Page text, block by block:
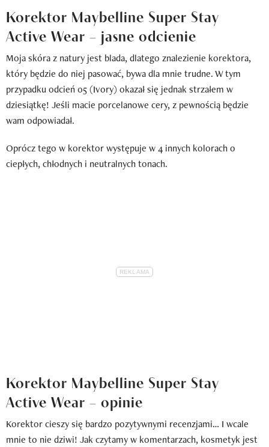
Korektor Maybelline Super Stay
Active Wear – jasne odcienie
Moja skóra z natury jest blada, dlatego znalezienie korektora,
który będzie do niej pasować, bywa dla mnie trudne. W tym
przypadku odcień 05 (Ivory) okazał się jednak strzałem w
dziesiątkę! Jeśli macie porcelanowe cery, z pewnością będzie
wam odpowiadał.
Oprócz tego w korektor występuje w 4 innych kolorach o
ciepłych, chłodnych i neutralnych tonach.
Korektor Maybelline Super Stay
Active Wear – opinie
Korektor cieszy się bardzo pozytywnymi recenzjami… I wcale
mnie to nie dziwi! Jak czytamy w komentarzach, kosmetyk jest